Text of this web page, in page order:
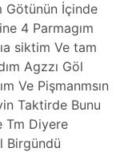
Götünün İçinde
4 Parmagım
siktim Ve tam
Agzzı Göl
Ve Pişmanmsın
Taktirde Bunu
Tm Diyere
Birgündü